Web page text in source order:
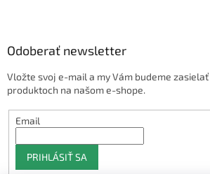
Odoberať newsletter
Vložte svoj e-mail a my Vám budeme
produktoch na našom e-shope.
Email
PRIHLÁSIŤ SA